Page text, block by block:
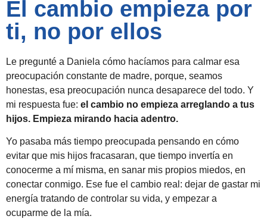
El cambio empieza por
ti, no por ellos
Le pregunté a Daniela cómo hacíamos para calmar esa
preocupación constante de madre, porque, seamos
honestas, esa preocupación nunca desaparece del todo. Y
mi respuesta fue: el cambio no empieza arreglando a tus
hijos. Empieza mirando hacia adentro.
Yo pasaba más tiempo preocupada pensando en cómo
evitar que mis hijos fracasaran, que tiempo invertía en
conocerme a mí misma, en sanar mis propios miedos, en
conectar conmigo. Ese fue el cambio real: dejar de gastar mi
energía tratando de controlar su vida, y empezar a
ocuparme de la mía.